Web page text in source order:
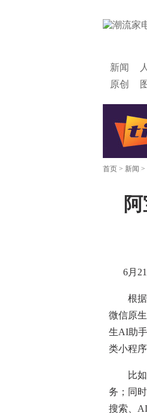
新闻
原创
首页 > 新闻 >
6月21
根据目
微信原
生AI助
类小程序
比如在
务；同
搜索、